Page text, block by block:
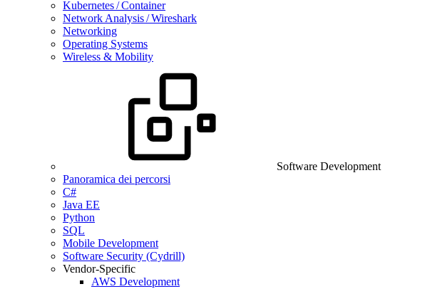
Kubernetes / Container
Network Analysis / Wireshark
Networking
Operating Systems
Wireless & Mobility
Software Development
Panoramica dei percorsi
C#
Java EE
Python
SQL
Mobile Development
Software Security (Cydrill)
Vendor-Specific
AWS Development